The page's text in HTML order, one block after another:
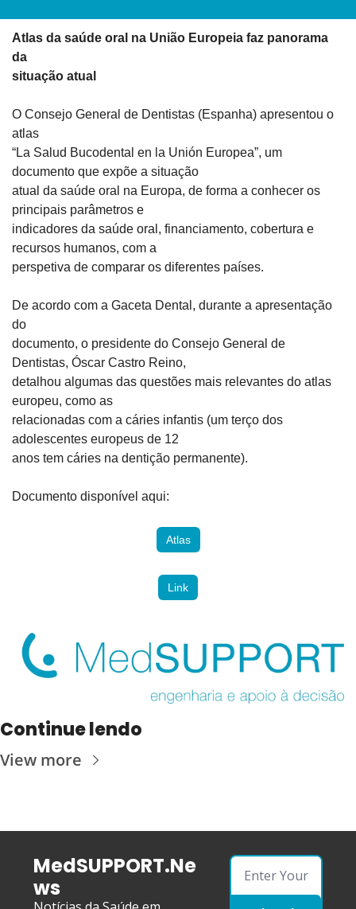
Atlas da saúde oral na União Europeia faz panorama
da
situação atual
O Consejo General de Dentistas (Espanha) apresentou o
atlas
“La Salud Bucodental en la Unión Europea”, um
documento que expõe a situação
atual da saúde oral na Europa, de forma a conhecer os
principais parâmetros e
indicadores da saúde oral, financiamento, cobertura e
recursos humanos, com a
perspetiva de comparar os diferentes países.
De acordo com a Gaceta Dental, durante a apresentação
do
documento, o presidente do Consejo General de
Dentistas, Óscar Castro Reino,
detalhou algumas das questões mais relevantes do atlas
europeu, como as
relacionadas com a cáries infantis (um terço dos
adolescentes europeus de 12
anos tem cáries na dentição permanente).
Documento disponível aqui:
Atlas
Link
Continue lendo
View more
MedSUPPORT.Ne
ws